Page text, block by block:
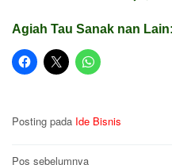
Agiah Tau Sanak nan Lain:
Posting pada Ide Bisnis
Pos sebelumnya